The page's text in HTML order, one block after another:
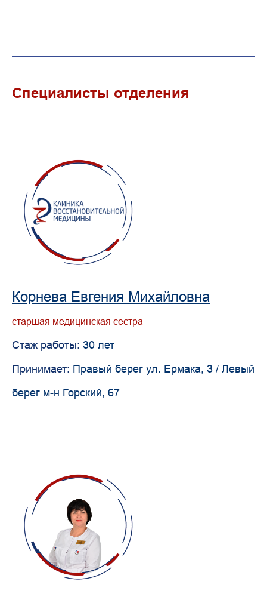
Специалисты отделения
Корнева Евгения Михайловна
старшая медицинская сестра
Стаж работы: 30 лет
Принимает: Правый берег ул. Ермака, 3 / Левый
берег м-н Горский, 67